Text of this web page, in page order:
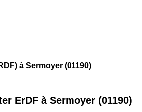
à Sermoyer (01190)
ErDF à Sermoyer (01190)